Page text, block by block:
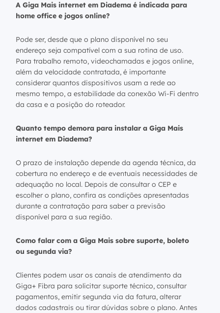
A Giga Mais internet em Diadema é indicada para
home office e jogos online?
Pode ser, desde que o plano disponível no seu
endereço seja compatível com a sua rotina de uso.
Para trabalho remoto, videochamadas e jogos online,
além da velocidade contratada, é importante
considerar quantos dispositivos usam a rede ao
mesmo tempo, a estabilidade da conexão Wi-Fi dentro
da casa e a posição do roteador.
Quanto tempo demora para instalar a Giga Mais
internet em Diadema?
O prazo de instalação depende da agenda técnica, da
cobertura no endereço e de eventuais necessidades de
adequação no local. Depois de consultar o CEP e
escolher o plano, confira as condições apresentadas
durante a contratação para saber a previsão
disponível para a sua região.
Como falar com a Giga Mais sobre suporte, boleto
ou segunda via?
Clientes podem usar os canais de atendimento da
Giga+ Fibra para solicitar suporte técnico, consultar
pagamentos, emitir segunda via da fatura, alterar
dados cadastrais ou tirar dúvidas sobre o plano. Antes